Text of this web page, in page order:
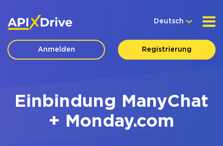
Deutsch
Anmelden Registrierung
Einbindung ManyChat
+ Monday.com